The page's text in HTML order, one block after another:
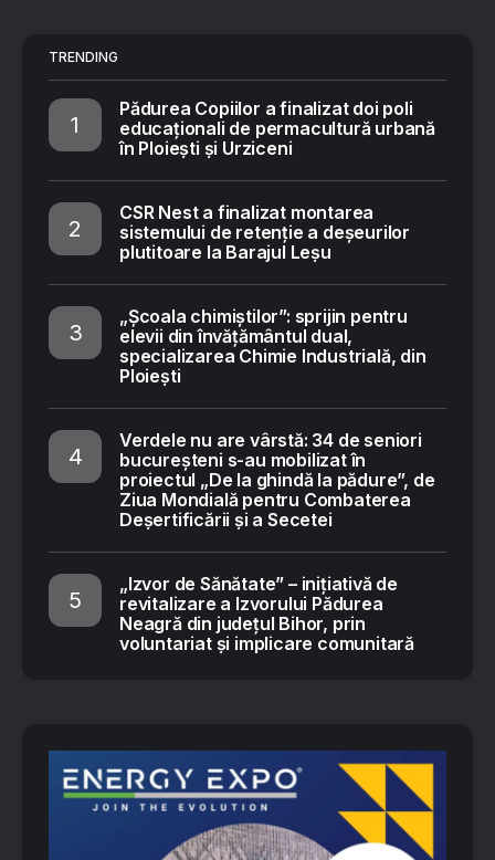
TRENDING
Pădurea Copiilor a finalizat doi poli
educaționali de permacultură urbană
în Ploiești și Urziceni
CSR Nest a finalizat montarea
sistemului de retenție a deșeurilor
plutitoare la Barajul Leșu
„Școala chimiștilor”: sprijin pentru
elevii din învățământul dual,
specializarea Chimie Industrială, din
Ploiești
Verdele nu are vârstă: 34 de seniori
bucureșteni s-au mobilizat în
proiectul „De la ghindă la pădure”, de
Ziua Mondială pentru Combaterea
Deșertificării și a Secetei
„Izvor de Sănătate” – inițiativă de
revitalizare a Izvorului Pădurea
Neagră din județul Bihor, prin
voluntariat și implicare comunitară